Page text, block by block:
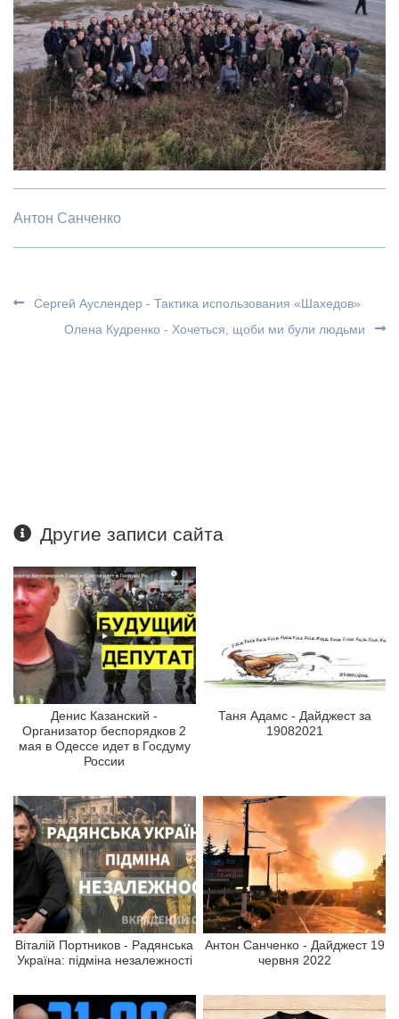
Антон Санченко
Сергей Ауслендер - Тактика использования «Шахедов»
Олена Кудренко - Хочеться, щоби ми були людьми
Другие записи сайта
Денис Казанский -
Организатор беспорядков 2
мая в Одессе идет в Госдуму
России
Таня Адамс - Дайджест за
19082021
Віталій Портников - Радянська
Україна: підміна незалежності
Антон Санченко - Дайджест 19
червня 2022